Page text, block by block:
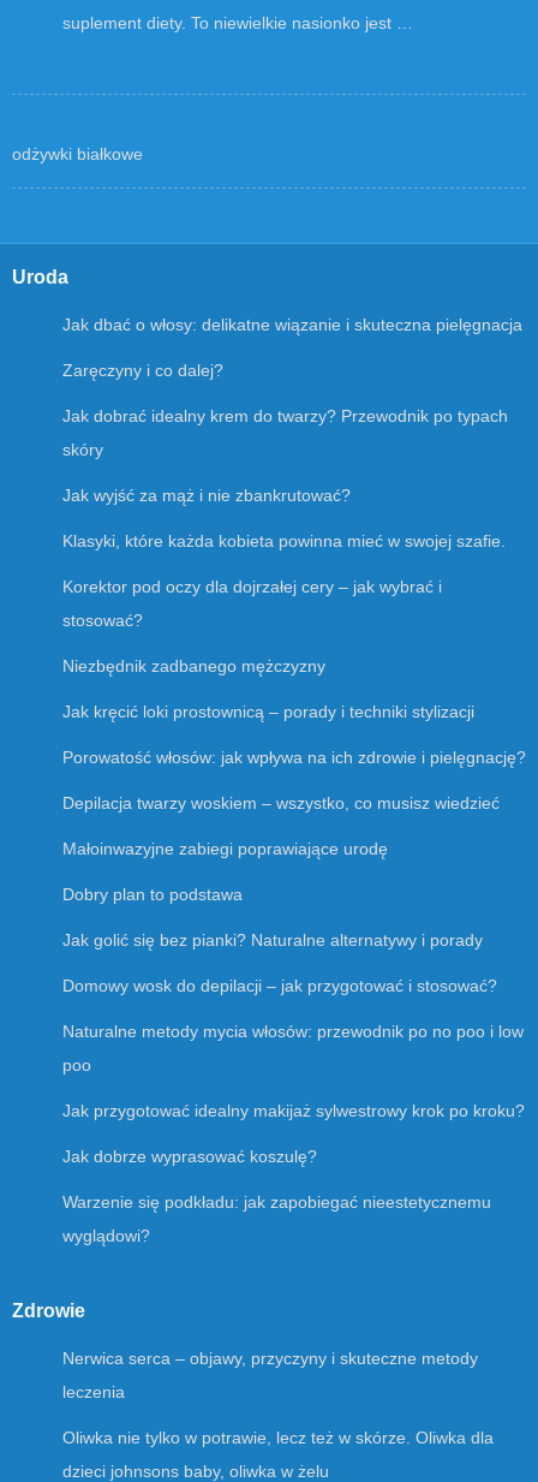
suplement diety. To niewielkie nasionko jest …
odżywki białkowe
Uroda
Jak dbać o włosy: delikatne wiązanie i skuteczna pielęgnacja
Zaręczyny i co dalej?
Jak dobrać idealny krem do twarzy? Przewodnik po typach
skóry
Jak wyjść za mąż i nie zbankrutować?
Klasyki, które każda kobieta powinna mieć w swojej szafie.
Korektor pod oczy dla dojrzałej cery – jak wybrać i
stosować?
Niezbędnik zadbanego mężczyzny
Jak kręcić loki prostownicą – porady i techniki stylizacji
Porowatość włosów: jak wpływa na ich zdrowie i pielęgnację?
Depilacja twarzy woskiem – wszystko, co musisz wiedzieć
Małoinwazyjne zabiegi poprawiające urodę
Dobry plan to podstawa
Jak golić się bez pianki? Naturalne alternatywy i porady
Domowy wosk do depilacji – jak przygotować i stosować?
Naturalne metody mycia włosów: przewodnik po no poo i low
poo
Jak przygotować idealny makijaż sylwestrowy krok po kroku?
Jak dobrze wyprasować koszulę?
Warzenie się podkładu: jak zapobiegać nieestetycznemu
wyglądowi?
Zdrowie
Nerwica serca – objawy, przyczyny i skuteczne metody
leczenia
Oliwka nie tylko w potrawie, lecz też w skórze. Oliwka dla
dzieci johnsons baby, oliwka w żelu